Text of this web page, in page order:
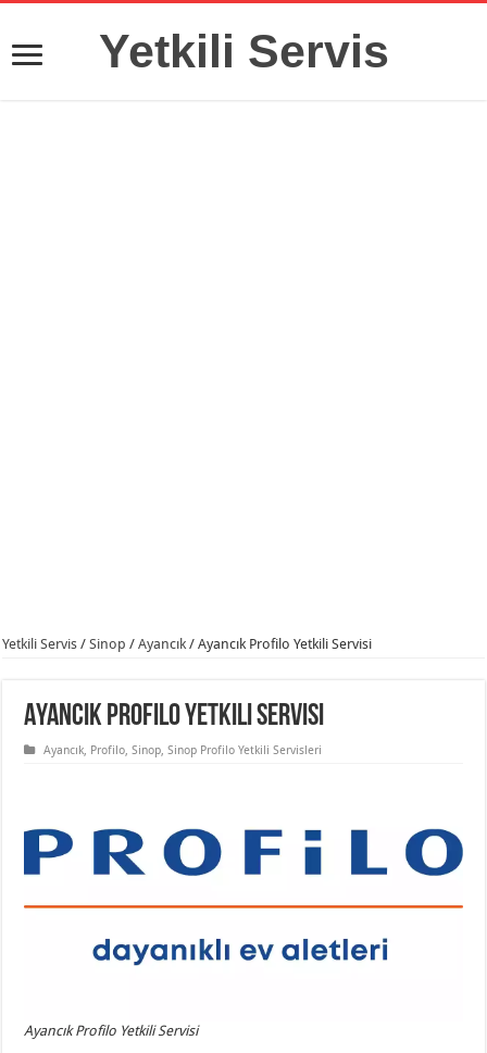
Yetkili Servis
Yetkili Servis / Sinop / Ayancık / Ayancık Profilo Yetkili Servisi
Ayancık Profilo Yetkili Servisi
Ayancık, Profilo,Sinop,Sinop Profilo Yetkili Servisleri
Ayancık Profilo Yetkili Servisi